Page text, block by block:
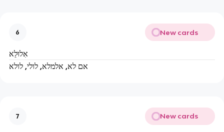
6 New cards
אִלוּלֵא
אם לא, אלמלא, לולי, לולא
7 New cards